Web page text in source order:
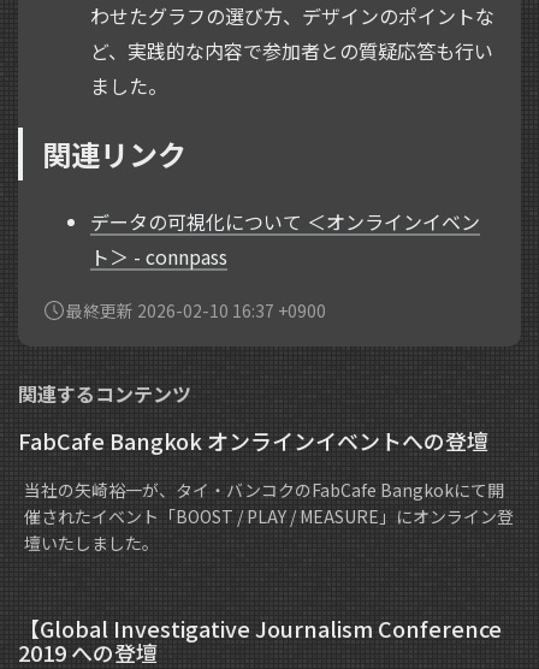
わせたグラフの選び方、デザインのポイントな
ど、実践的な内容で参加者との質疑応答も行い
ました。
関連リンク
データの可視化について ＜オンラインイベン
ト＞ - connpass
最終更新 2026-02-10 16:37 +0900
関連するコンテンツ
FabCafe Bangkok オンラインイベントへの登壇
当社の矢崎裕一が、タイ・バンコクのFabCafe Bangkokにて開
催されたイベント「BOOST / PLAY / MEASURE」にオンライン登
壇いたしました。
【Global Investigative Journalism Conference
2019 への登壇